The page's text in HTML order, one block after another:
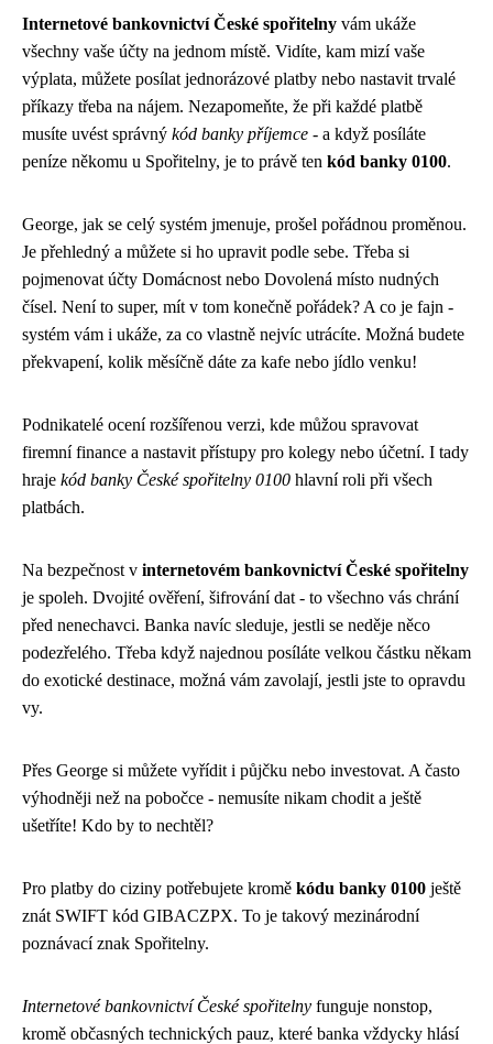
Internetové bankovnictví České spořitelny vám ukáže
všechny vaše účty na jednom místě. Vidíte, kam mizí vaše
výplata, můžete posílat jednorázové platby nebo nastavit trvalé
příkazy třeba na nájem. Nezapomeňte, že při každé platbě
musíte uvést správný kód banky příjemce - a když posíláte
peníze někomu u Spořitelny, je to právě ten kód banky 0100.
George, jak se celý systém jmenuje, prošel pořádnou proměnou.
Je přehledný a můžete si ho upravit podle sebe. Třeba si
pojmenovat účty Domácnost nebo Dovolená místo nudných
čísel. Není to super, mít v tom konečně pořádek? A co je fajn -
systém vám i ukáže, za co vlastně nejvíc utrácíte. Možná budete
překvapení, kolik měsíčně dáte za kafe nebo jídlo venku!
Podnikatelé ocení rozšířenou verzi, kde můžou spravovat
firemní finance a nastavit přístupy pro kolegy nebo účetní. I tady
hraje kód banky České spořitelny 0100 hlavní roli při všech
platbách.
Na bezpečnost v internetovém bankovnictví České spořitelny
je spoleh. Dvojité ověření, šifrování dat - to všechno vás chrání
před nenechavci. Banka navíc sleduje, jestli se neděje něco
podezřelého. Třeba když najednou posíláte velkou částku někam
do exotické destinace, možná vám zavolají, jestli jste to opravdu
vy.
Přes George si můžete vyřídit i půjčku nebo investovat. A často
výhodněji než na pobočce - nemusíte nikam chodit a ještě
ušetříte! Kdo by to nechtěl?
Pro platby do ciziny potřebujete kromě kódu banky 0100 ještě
znát SWIFT kód GIBACZPX. To je takový mezinárodní
poznávací znak Spořitelny.
Internetové bankovnictví České spořitelny funguje nonstop,
kromě občasných technických pauz, které banka vždycky hlásí